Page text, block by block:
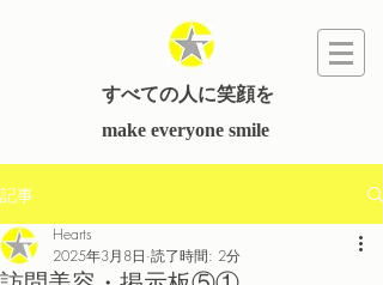
すべての人に笑顔を
​make everyone smile
記事
Hearts
2025年3月8日 読了時間: 2分